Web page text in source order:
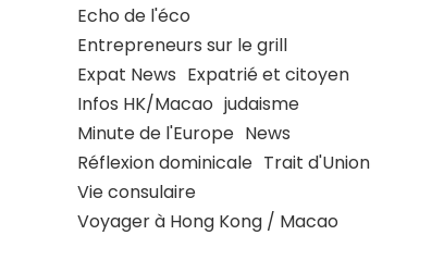
Echo de l'éco
Entrepreneurs sur le grill
Expat News Expatrié et citoyen
Infos HK/Macao judaisme
Minute de l'Europe News
Réflexion dominicale Trait d'Union
Vie consulaire
Voyager à Hong Kong / Macao